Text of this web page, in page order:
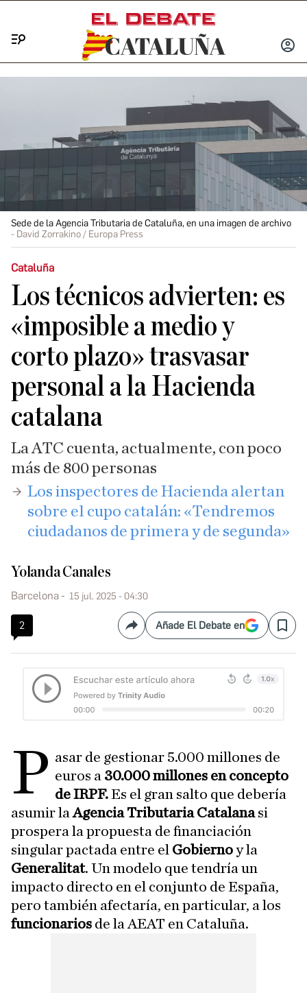
INICIAR
Sede de la Agencia Tributaria de Cataluña, en una imagen de archivo
David Zorrakino / Europa Press
Cataluña
Los técnicos advierten: es
«imposible a medio y
corto plazo» trasvasar
personal a la Hacienda
catalana
La ATC cuenta, actualmente, con poco
más de 800 personas
Los inspectores de Hacienda alertan
sobre el cupo catalán: «Tendremos
ciudadanos de primera y de segunda»
Yolanda Canales
Barcelona 15 jul. 2025 - 04:30
2 CompartirAñade El Debate en Save
P asar de gestionar 5.000 millones de
euros a 30.000 millones en concepto
de IRPF.Es el gran salto que debería
asumir laAgencia Tributaria Catalanasi
prospera la propuesta de financiación
singular pactada entre el Gobiernoy la
Generalitat. Un modelo que tendría un
impacto directo en el conjunto de España,
pero también afectaría, en particular, a los
funcionarios de la AEAT en Cataluña.